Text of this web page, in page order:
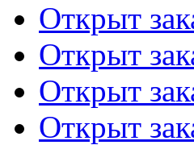
Открыт
Открыт
Открыт
Открыт